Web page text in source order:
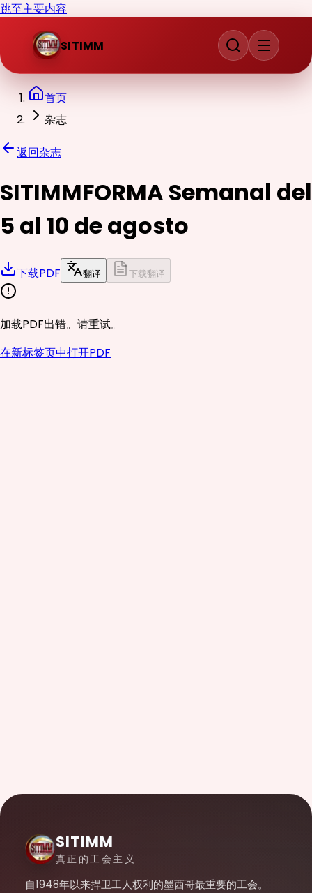
跳至主要内容
SITIMM
首页
杂志
返回杂志
SITIMMFORMA Semanal del
5 al 10 de agosto
下载PDF 翻译 下载翻译
加载PDF出错。请重试。
在新标签页中打开PDF
SITIMM
真正的工会主义
自1948年以来捍卫工人权利的墨西哥最重要的工会。